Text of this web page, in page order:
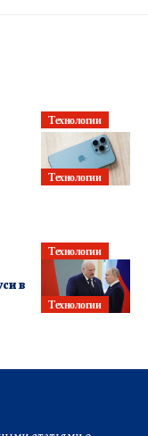
Технологии
Технологии
Технологии
Технологии
в